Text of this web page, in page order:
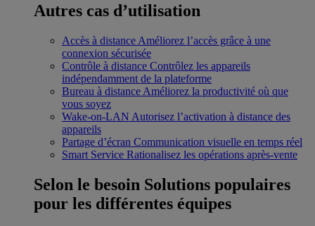
Autres cas d’utilisation
Accès à distance Améliorez l’accès grâce à une
connexion sécurisée
Contrôle à distance Contrôlez les appareils
indépendamment de la plateforme
Bureau à distance Améliorez la productivité où que
vous soyez
Wake-on-LAN Autorisez l’activation à distance des
appareils
Partage d’écran Communication visuelle en temps réel
Smart Service Rationalisez les opérations après-vente
Selon le besoin Solutions populaires
pour les différentes équipes